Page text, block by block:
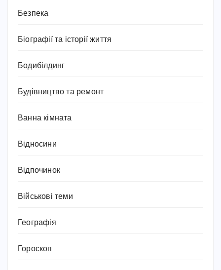
Безпека
Біографії та історії життя
Бодибілдинг
Будівництво та ремонт
Ванна кімната
Відносини
Відпочинок
Військові теми
Географія
Гороскоп